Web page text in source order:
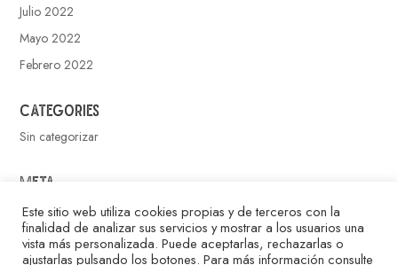
Julio 2022
Mayo 2022
Febrero 2022
Categories
Sin categorizar
Meta
Acceder
Feed de entradas
Feed de comentarios
Este sitio web utiliza cookies propias y de terceros con la
finalidad de analizar sus servicios y mostrar a los usuarios una
vista más personalizada. Puede aceptarlas, rechazarlas o
ajustarlas pulsando los botones. Para más información consulte